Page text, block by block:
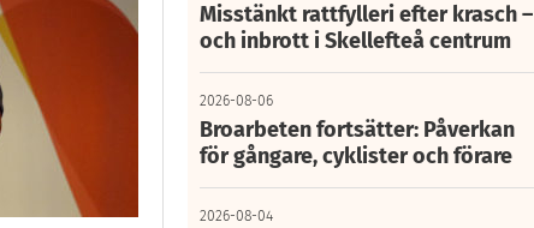
Misstänkt rattfylleri efter krasch –
och inbrott i Skellefteå centrum
2026-08-06
Broarbeten fortsätter: Påverkan
för gångare, cyklister och förare
2026-08-04